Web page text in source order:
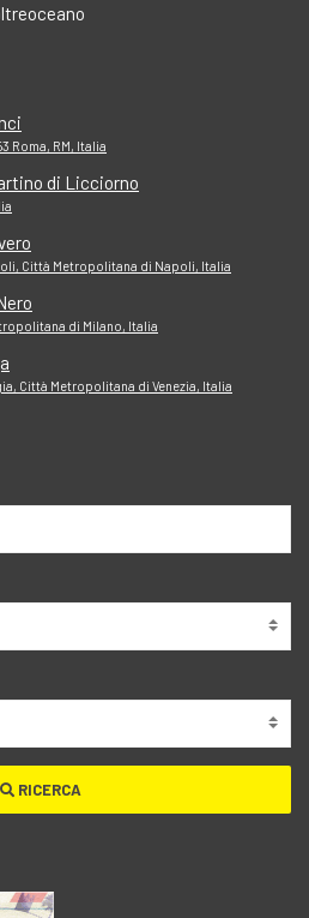
Roma, RM, Italia
di Licciorno
Città Metropolitana di Napoli, Italia
di Milano, Italia
Città Metropolitana di Venezia, Italia
RICERCA